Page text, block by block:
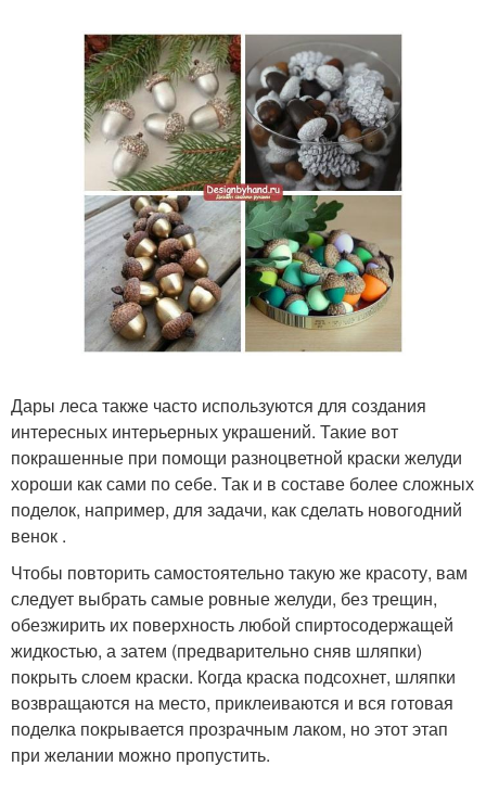
Дары леса также часто используются для создания
интересных интерьерных украшений. Такие вот
покрашенные при помощи разноцветной краски желуди
хороши как сами по себе. Так и в составе более сложных
поделок, например, для задачи, как сделать новогодний
венок .
Чтобы повторить самостоятельно такую же красоту, вам
следует выбрать самые ровные желуди, без трещин,
обезжирить их поверхность любой спиртосодержащей
жидкостью, а затем (предварительно сняв шляпки)
покрыть слоем краски. Когда краска подсохнет, шляпки
возвращаются на место, приклеиваются и вся готовая
поделка покрывается прозрачным лаком, но этот этап
при желании можно пропустить.